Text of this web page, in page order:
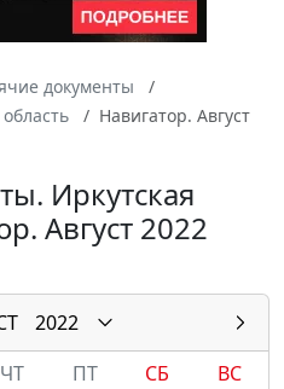
документы
Навигатор. Август
Иркутская
Август 2022
2022
ЧТ ПТ СБ
ВС